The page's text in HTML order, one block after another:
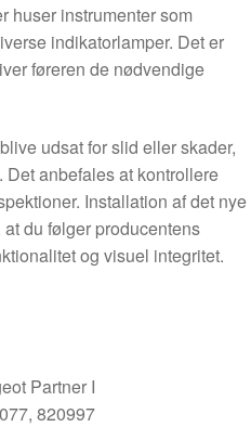
huser instrumenter som
indikatorlamper. Det er
føreren de nødvendige
udsat for slid eller skader,
Det anbefales at kontrollere
Installation af det nye
du følger producentens
og visuel integritet.
Partner I
820997